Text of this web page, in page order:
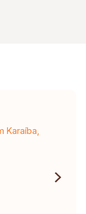
Karaíba,